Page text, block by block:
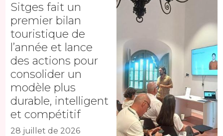
Sitges fait un
premier bilan
touristique de
l’année et lance
des actions pour
consolider un
modèle plus
durable, intelligent
et compétitif
28 juillet de 2026